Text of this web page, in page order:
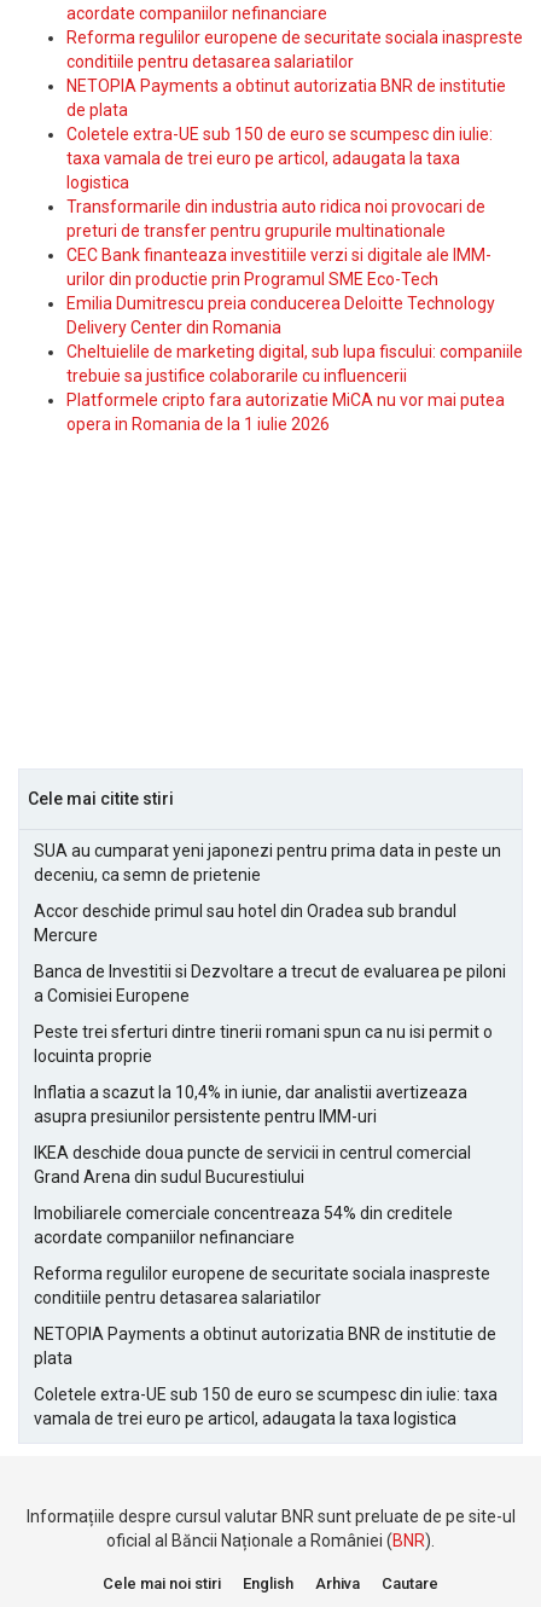
acordate companiilor nefinanciare
Reforma regulilor europene de securitate sociala inaspreste
conditiile pentru detasarea salariatilor
NETOPIA Payments a obtinut autorizatia BNR de institutie
de plata
Coletele extra-UE sub 150 de euro se scumpesc din iulie:
taxa vamala de trei euro pe articol, adaugata la taxa
logistica
Transformarile din industria auto ridica noi provocari de
preturi de transfer pentru grupurile multinationale
CEC Bank finanteaza investitiile verzi si digitale ale IMM-
urilor din productie prin Programul SME Eco-Tech
Emilia Dumitrescu preia conducerea Deloitte Technology
Delivery Center din Romania
Cheltuielile de marketing digital, sub lupa fiscului: companiile
trebuie sa justifice colaborarile cu influencerii
Platformele cripto fara autorizatie MiCA nu vor mai putea
opera in Romania de la 1 iulie 2026
Cele mai citite stiri
SUA au cumparat yeni japonezi pentru prima data in peste un
deceniu, ca semn de prietenie
Accor deschide primul sau hotel din Oradea sub brandul
Mercure
Banca de Investitii si Dezvoltare a trecut de evaluarea pe piloni
a Comisiei Europene
Peste trei sferturi dintre tinerii romani spun ca nu isi permit o
locuinta proprie
Inflatia a scazut la 10,4% in iunie, dar analistii avertizeaza
asupra presiunilor persistente pentru IMM-uri
IKEA deschide doua puncte de servicii in centrul comercial
Grand Arena din sudul Bucurestiului
Imobiliarele comerciale concentreaza 54% din creditele
acordate companiilor nefinanciare
Reforma regulilor europene de securitate sociala inaspreste
conditiile pentru detasarea salariatilor
NETOPIA Payments a obtinut autorizatia BNR de institutie de
plata
Coletele extra-UE sub 150 de euro se scumpesc din iulie: taxa
vamala de trei euro pe articol, adaugata la taxa logistica
Informațiile despre cursul valutar BNR sunt preluate de pe site-ul
oficial al Băncii Naționale a României (BNR).
Cele mai noi stiri English Arhiva Cautare